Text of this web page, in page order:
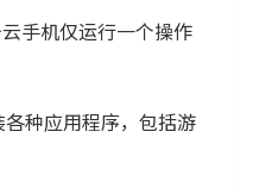
手机仅运行一个操作
种应用程序，包括游